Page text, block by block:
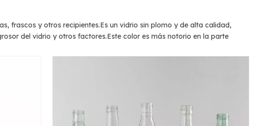
frascos y otros recipientes.Es un vidrio sin plomo y de alta calidad,
del vidrio y otros factores.Este color es más notorio en la parte